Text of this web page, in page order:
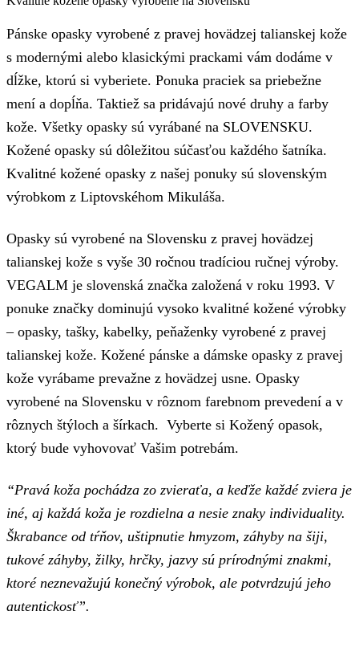
Pánske opasky vyrobené z pravej hovädzej talianskej kože
s modernými alebo klasickými prackami vám dodáme v
dĺžke, ktorú si vyberiete. Ponuka praciek sa priebežne
mení a dopĺňa. Taktiež sa pridávajú nové druhy a farby
kože. Všetky opasky sú vyrábané na SLOVENSKU.
Kožené opasky sú dôležitou súčasťou každého šatníka.
Kvalitné kožené opasky z našej ponuky sú slovenským
výrobkom z Liptovskéhom Mikuláša.
Opasky sú vyrobené na Slovensku z pravej hovädzej
talianskej kože s vyše 30 ročnou tradíciou ručnej výroby.
VEGALM je slovenská značka založená v roku 1993. V
ponuke značky dominujú vysoko kvalitné kožené výrobky
– opasky, tašky, kabelky, peňaženky vyrobené z pravej
talianskej kože. Kožené pánske a dámske opasky z pravej
kože vyrábame prevažne z hovädzej usne. Opasky
vyrobené na Slovensku v rôznom farebnom prevedení a v
rôznych štýloch a šírkach. Vyberte si Kožený opasok,
ktorý bude vyhovovať Vašim potrebám.
“Pravá koža pochádza zo zvieraťa, a keďže každé zviera je
iné, aj každá koža je rozdielna a nesie znaky individuality.
Škrabance od tŕňov, uštipnutie hmyzom, záhyby na šiji,
tukové záhyby, žilky, hrčky, jazvy sú prírodnými znakmi,
ktoré neznevažujú konečný výrobok, ale potvrdzujú jeho
autentickosť”.